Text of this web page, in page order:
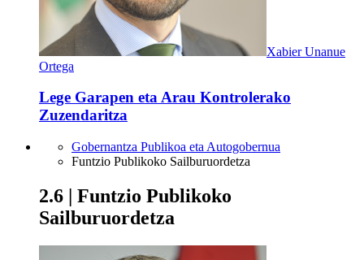
Xabier Unanue
Ortega
Lege Garapen eta Arau Kontrolerako
Zuzendaritza
Gobernantza Publikoa eta Autogobernua
Funtzio Publikoko Sailburuordetza
2.6 | Funtzio Publikoko
Sailburuordetza